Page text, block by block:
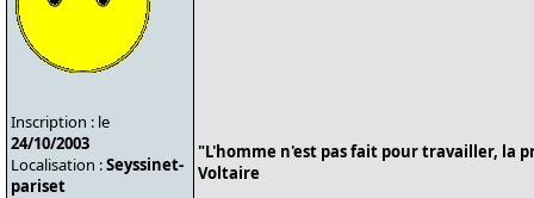
Inscription : le
24/10/2003
Localisation :Seyssinet-
pariset
"L'homme n'est pas fait pour travailler, la
Voltaire